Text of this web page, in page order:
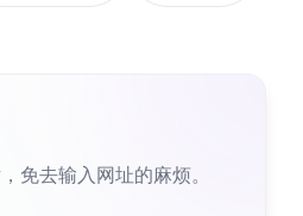
免去输入网址的麻烦。